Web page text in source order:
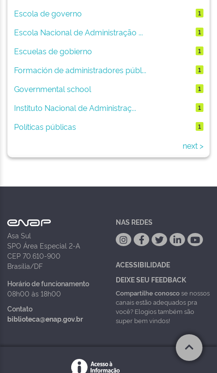
Escola de governo 1
Escola Nacional de Administração ... 1
Escuelas de gobierno 1
Formación de administradores públ... 1
Governmental school 1
Instituto Nacional de Administraç... 1
Políticas públicas 1
next >
Asa Sul
SPO Área Especial 2-A
CEP 70.610-900
Brasília/DF
Horário de funcionamento
08h00 às 18h00
Contato
biblioteca@enap.gov.br
NAS REDES
ACESSIBILIDADE
DEIXE SEU FEEDBACK
Compartilhe conoscose nossos
canais estão adequados pra
você? Elogios também são
super bem vindos!